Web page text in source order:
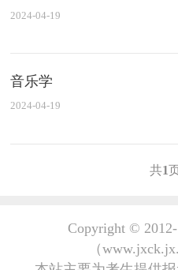
2024-04-19
音乐学
2024-04-19
共1
Copyright © 2012-
（